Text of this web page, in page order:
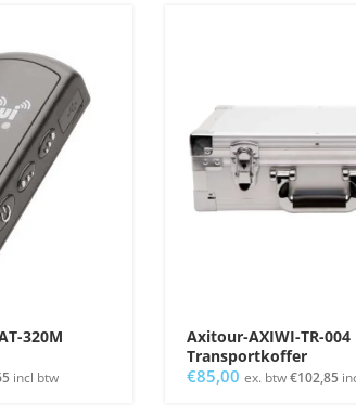
320M
incl btw
Axitour-AXIWI-TR-004
Transportkoffer
€85,00 ex. btw€102,85